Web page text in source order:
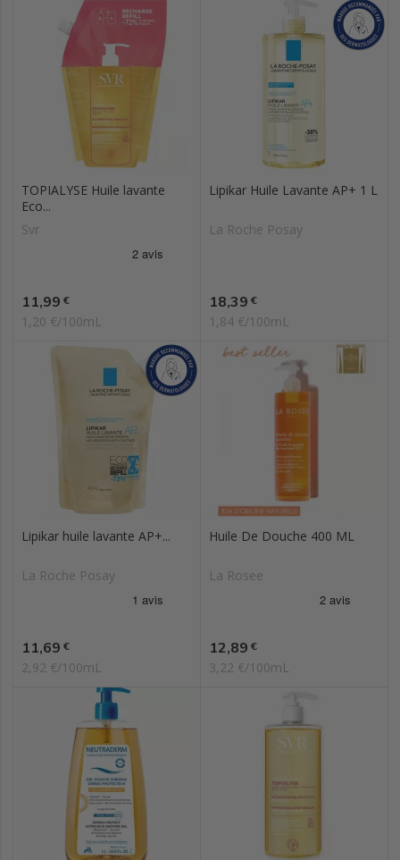
TOPIALYSE Huile lavante
Eco...
Svr
Prix
11,99 €
1,20 €/100mL
Lipikar Huile Lavante AP+ 1 L
La Roche Posay
Prix
18,39 €
1,84 €/100mL
Lipikar huile lavante AP+...
La Roche Posay
Prix
11,69 €
2,92 €/100mL
Huile De Douche 400 ML
La Rosee
Prix
12,89 €
3,22 €/100mL